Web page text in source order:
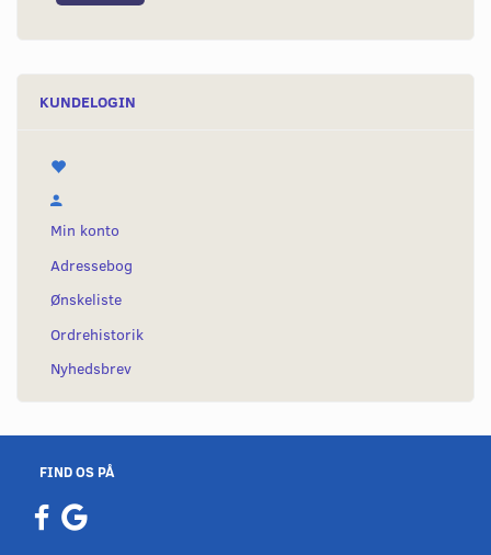
KUNDELOGIN
Min konto
Adressebog
Ønskeliste
Ordrehistorik
Nyhedsbrev
FIND OS PÅ